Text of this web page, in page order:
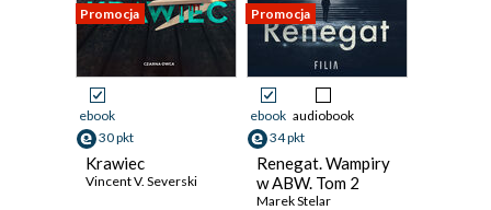
Promocja
ebook
30 pkt
Krawiec
Vincent V. Severski
Promocja
ebook audiobook
34 pkt
Renegat. Wampiry
w ABW. Tom 2
Marek Stelar